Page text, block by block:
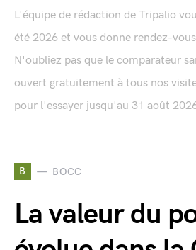
L'équipe de rédaction de Tripalio
été 2026 et vous donne rendez-
N'oubliez pas que le comparateur
ouvert gratuitement à tous nos
pour l'essayer jusqu'au 31 août
B BOCC
La valeur du